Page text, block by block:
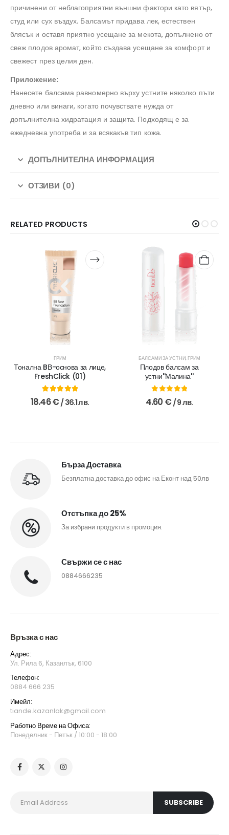
причинени от неблагоприятни външни фактори като вятър,
студ или сух въздух. Балсамът придава лек, естествен
блясък и оставя приятно усещане за мекота, допълнено от
свеж плодов аромат, който създава усещане за комфорт и
свежест през целия ден.
Приложение:
Нанесете балсама равномерно върху устните няколко пъти
дневно или винаги, когато почувствате нужда от
допълнителна хидратация и защита. Подходящ е за
ежедневна употреба и за всякакъв тип кожа.
ДОПЪЛНИТЕЛНА ИНФОРМАЦИЯ
ОТЗИВИ (0)
RELATED PRODUCTS
ГРИМ
Тонална BВ-основа за лице,
FreshClick (01)
5.00 out of 5
18.46€ / 36.1 лв.
БАЛСАМИ ЗА УСТНИ,ГРИМ
Плодов балсам за
устни''Малина''
0out of 5
4.60 € / 9 лв.
Бърза Доставка
Безплатна доставка до офис на Еконт над 50лв
Отстъпка до 25%
За избрани продукти в промоция.
Свържи се с нас
0884666235
Връзка с нас
Адрес:
Ул. Рила 6, Казанлък, 6100
Телефон:
0884 666 235
Имейл:
tiande.kazanlak@gmail.com
Работно Време на Офиса:
Понеделник - Петък / 10:00 - 18:00